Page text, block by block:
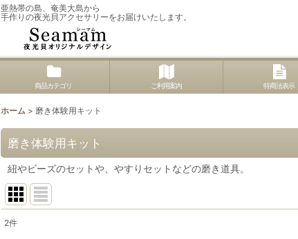
亜熱帯の島、奄美大島から
手作りの夜光貝アクセサリーをお届けいたします。
商品カテゴリ ご利用案内 特商法表示
ホーム > 磨き体験用キット
磨き体験用キット
紐やビーズのセットや、やすりセットなどの磨き道具。
2件